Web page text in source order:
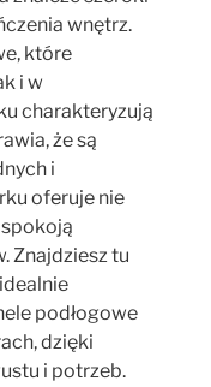
wnętrz.
które
i w
charakteryzują
że są
i
oferuje nie
Znajdziesz tu
podłogowe
dzięki
i potrzeb.